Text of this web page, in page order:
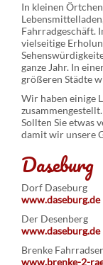
In kleinen
Fahrradgeschäft.
vielseitige
ganze Jahr. In
größeren Städte
Wir haben einige
zusammengestellt.
Sollten Sie etwas
damit wir unsere
Daseburg
Dorf Daseburg
www.daseburg.de
Der Desenberg
www.daseburg.de
Brenke
www.brenke-2-